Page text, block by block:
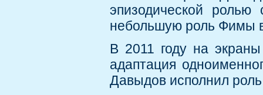
эпизодической
небольшую роль Фимы
В 2011 году на
адаптация
Давыдов исполнил